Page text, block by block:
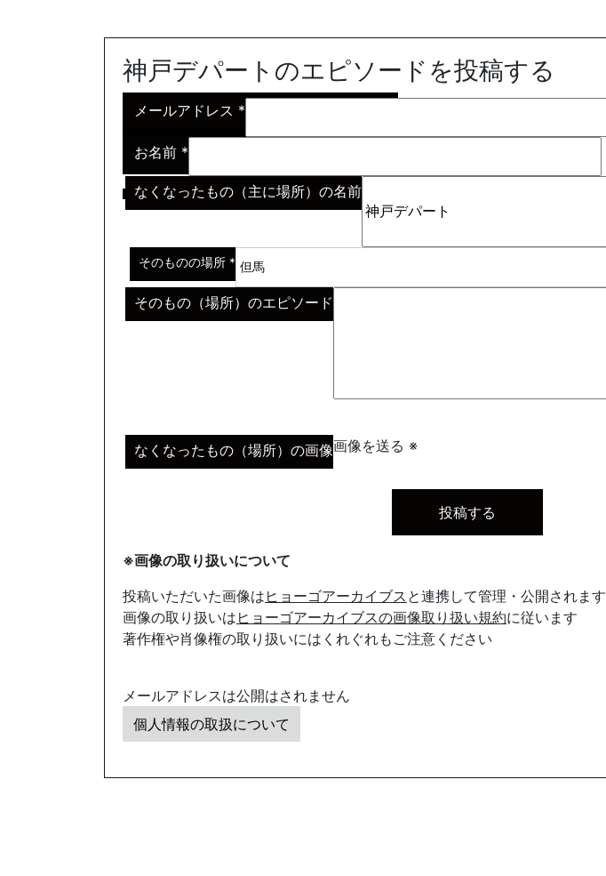
神戸デパートのエピソードを投稿する
メールアドレス *
お名前 *
なくなったもの（主に場所）の名前
そのものの場所 *
そのもの（場所）のエピソード
なくなったもの（場所）の画像画像を送る ※
※画像の取り扱いについて
投稿いただいた画像は ヒョーゴアーカイブス と連携して管理・公開されます
画像の取り扱いは ヒョーゴアーカイブスの画像取り扱い規約に従います
著作権や肖像権の取り扱いにはくれぐれもご注意ください
メールアドレスは公開はされません
個人情報の取扱について